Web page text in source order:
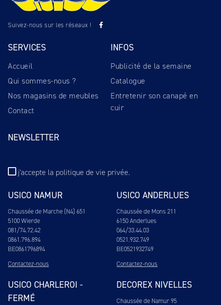
Suivez-nous sur les réseaux !
SERVICES
Accueil
Qui sommes-nous ?
Nos magasins de meubles
Contact
INFOS
Publicité de la semaine
Catalogue
Entretenir son canapé en
cuir
NEWSLETTER
j'accepte la politique de vie privée.
USICO NAMUR
Chaussée de Marche (N4) 651
5100 Wierde
081/74.72.42
0861.796.894
BE0861796894
Contactez-nous
USICO ANDERLUES
Chaussée de Mons 211
6150 Anderlues
064/33.44.03
0521.932.749
BE0521932749
Contactez-nous
USICO CHARLEROI -
FERMÉ
DECOREX NIVELLES
Chaussée de Namur 95